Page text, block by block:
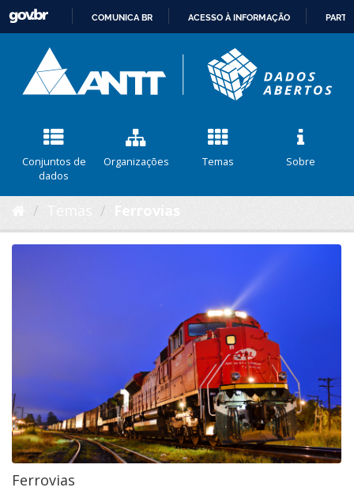
CONTEÚDO
COMUNICA BR ACESSO À INFORMAÇÃO
Conjuntos de
dados
Organizações Temas Sobre
Ferrovias